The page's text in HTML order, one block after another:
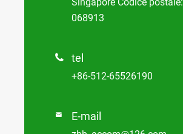
068913
 tel
+86-512-65526190
 E-mail